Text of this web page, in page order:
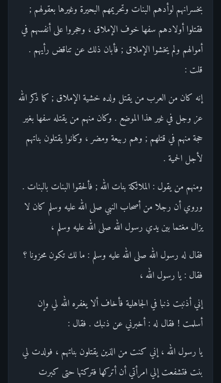
بخسرانهم لوأدهم البنات وتحريمهم البحيرة وغيرها بعقولهم ;
فقتلوا أولادهم سفها خوف الإملاق ، وحجروا على أنفسهم في
أموالهم ولم يخشوا الإملاق ; فأبان ذلك عن تناقض رأيهم .
قلت :
إنه كان من العرب من يقتل ولده خشية الإملاق ; كما ذكر الله
عز وجل في غير هذا الموضع . وكان منهم من يقتله سفها بغير
حجة منهم في قتلهم ; وهم ربيعة ومضر ، وكانوا يقتلون بناتهم
لأجل الحمية .
ومنهم من يقول : الملائكة بنات الله ; فألحقوا البنات بالبنات .
وروي أن رجلا من أصحاب النبي صلى الله عليه وسلم كان لا
يزال مغتما بين يدي رسول الله صلى الله عليه وسلم ،
فقال له رسول الله صلى الله عليه وسلم : ما لك تكون محزونا ؟
فقال : يا رسول الله ،
إني أذنبت ذنبا في الجاهلية فأخاف ألا يغفره الله لي وإن
أسلمت ! فقال له : أخبرني عن ذنبك . فقال :
يا رسول الله ، إني كنت من الذين يقتلون بناتهم ، فولدت لي
بنت فتشفعت إلي امرأتي أن أتركها فتركتها حتى كبرت